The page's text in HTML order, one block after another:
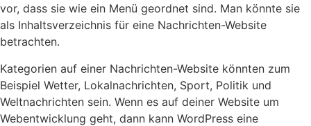
vor, dass sie wie ein Menü geordnet sind. Man könnte sie
als Inhaltsverzeichnis für eine Nachrichten-Website
betrachten.
Kategorien auf einer Nachrichten-Website könnten zum
Beispiel Wetter, Lokalnachrichten, Sport, Politik und
Weltnachrichten sein. Wenn es auf deiner Website um
Webentwicklung geht, dann kann WordPress eine